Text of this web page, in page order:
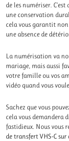
de les numériser.
une conservation
cela vous garantit
une absence de
La numérisation va
mariage, mais aussi
votre famille ou vos
vidéo quand vous
Sachez que vous
cela vous demandera
fastidieux. Nous vous
de transfert VHS-C